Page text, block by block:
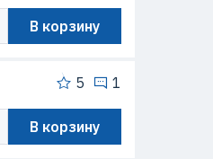
В корзину
5 1
В корзину